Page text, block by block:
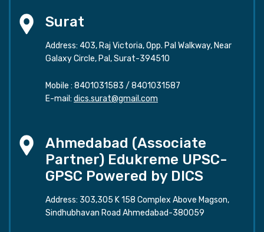
Surat
Address: 403, Raj Victoria, Opp. Pal Walkway, Near
Galaxy Circle, Pal, Surat-394510
Mobile : 8401031583 / 8401031587
E-mail: dics.surat@gmail.com
Ahmedabad (Associate
Partner) Edukreme UPSC-
GPSC Powered by DICS
Address: 303,305 K 158 Complex Above Magson,
Sindhubhavan Road Ahmedabad-380059